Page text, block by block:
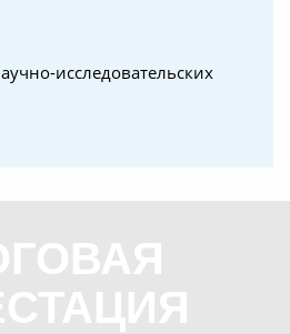
исследовательских